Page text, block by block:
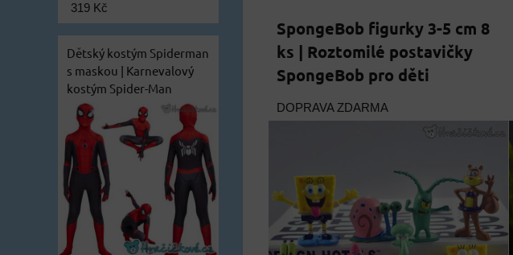
SpongeBob figurky 3-5 cm 8
ks | Roztomilé postavičky
SpongeBob pro děti
DOPRAVA ZDARMA
319 Kč
Dětský kostým Spiderman
s maskou | Karnevalový
kostým Spider-Man